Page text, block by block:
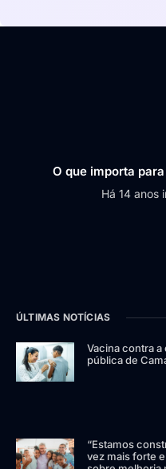
O que importa
Há 14 anos
ÚLTIMAS NOTÍCIAS
Vacina contra
pública de
“Estamos
vez mais forte